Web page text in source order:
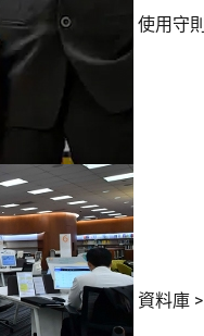
使用守則
資料庫 >